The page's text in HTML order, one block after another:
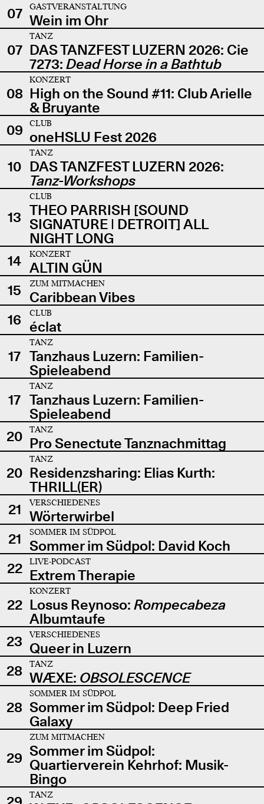
07
GASTVERANSTALTUNG
Wein im Ohr
07
TANZ
DAS TANZFEST LUZERN 2026: Cie
7273: Dead Horse in a Bathtub
08
KONZERT
High on the Sound #11: Club Arielle
& Bruyante
09
CLUB
oneHSLU Fest 2026
10
TANZ
DAS TANZFEST LUZERN 2026:
Tanz-Workshops
13
CLUB
THEO PARRISH [SOUND
SIGNATURE | DETROIT] ALL
NIGHT LONG
14
KONZERT
ALTIN GÜN
15
ZUM MITMACHEN
Caribbean Vibes
16
CLUB
éclat
17
TANZ
Tanzhaus Luzern: Familien-
Spieleabend
17
TANZ
Tanzhaus Luzern: Familien-
Spieleabend
20
TANZ
Pro Senectute Tanznachmittag
20
TANZ
Residenzsharing: Elias Kurth:
THRILL(ER)
21
VERSCHIEDENES
Wörterwirbel
21
SOMMER IM SÜDPOL
Sommer im Südpol: David Koch
22
LIVE-PODCAST
Extrem Therapie
22
KONZERT
Losus Reynoso: Rompecabeza
Albumtaufe
23
VERSCHIEDENES
Queer in Luzern
28
TANZ
WÆXE: OBSOLESCENCE
28
SOMMER IM SÜDPOL
Sommer im Südpol: Deep Fried
Galaxy
29
ZUM MITMACHEN
Sommer im Südpol:
Quartierverein Kehrhof: Musik-
Bingo
TANZ